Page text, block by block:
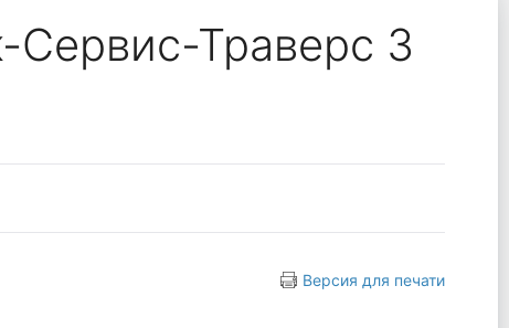
Сервис-Траверс 3
Версия для печати